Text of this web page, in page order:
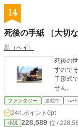
14
死後の手紙 ［大切な
黒（ヘイ）
死後の世界
すのでそ
了形式です。 この作品は実在の人物、
せん。
ファンタジー 連載中 ｼｮｰﾄ
24h.ポイント 0pt
小説 228,589 位 /